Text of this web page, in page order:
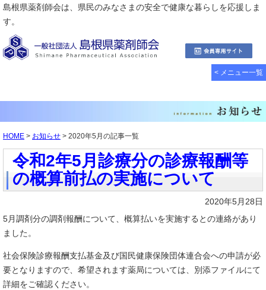
島根県薬剤師会は、県民のみなさまの安全で健康な暮らしを応援しま
す。
< メニュー一覧
HOME > お知らせ > 2020年5月の記事一覧
令和2年5月診療分の診療報酬等
の概算前払の実施について
2020年5月28日
5月調剤分の調剤報酬について、概算払いを実施するとの連絡があり
ました。
社会保険診療報酬支払基金及び国民健康保険団体連合会への申請が必
要となりますので、希望されます薬局については、別添ファイルにて
詳細をご確認ください。